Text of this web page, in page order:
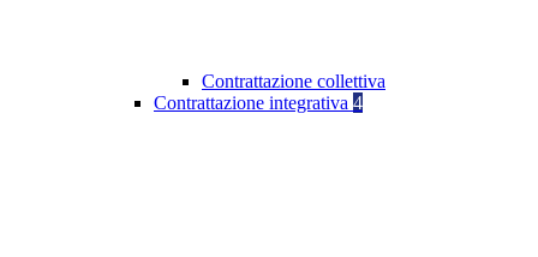
Contrattazione collettiva
Contrattazione integrativa 4